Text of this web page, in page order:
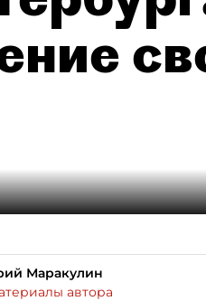
Маракулин
автора